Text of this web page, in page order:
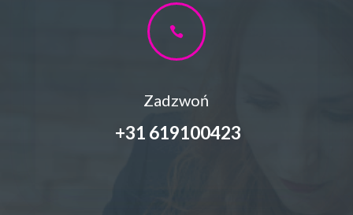

Zadzwoń
+31 619100423